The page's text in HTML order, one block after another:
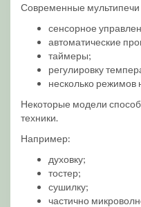
Современные мультипечи
сенсорное
автоматические
таймеры;
регулировку
несколько режимов
Некоторые модели
техники.
Например:
духовку;
тостер;
сушилку;
частично